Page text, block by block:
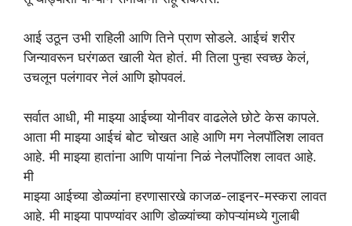
आई उठून उभी राहिली आणि तिने प्राण सोडले. आईचं शरीर
जिन्यावरून घरंगळत खाली येत होतं. मी तिला पुन्हा स्वच्छ केलं,
उचलून पलंगावर नेलं आणि झोपवलं.
सर्वात आधी, मी माझ्या आईच्या योनीवर वाढलेले छोटे केस कापले.
आता मी माझ्या आईचं बोट चोखत आहे आणि मग नेलपॉलिश लावत
आहे. मी माझ्या हातांना आणि पायांना निळं नेलपॉलिश लावत आहे.
मी
माझ्या आईच्या डोळ्यांना हरणासारखे काजळ-लाइनर-मस्करा लावत
आहे. मी माझ्या पापण्यांवर आणि डोळ्यांच्या कोपऱ्यांमध्ये गुलाबी